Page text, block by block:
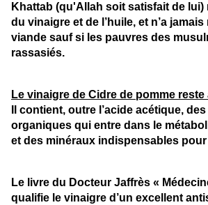
Khattab (qu'Allah soit satisfait de lui)
du vinaigre et de l’huile, et n’a
viande sauf si les pauvres des
rassasiés.
Le vinaigre de Cidre de pomme
Il contient, outre l’acide acétique,
organiques qui entre dans le
et des minéraux indispensables
Le livre du Docteur Jaffrès «
qualifie le vinaigre d’un excellent